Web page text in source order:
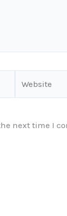
next time I